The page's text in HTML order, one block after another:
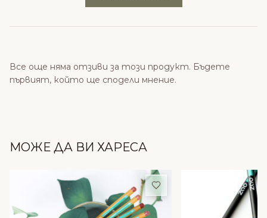
Все още няма отзиви за този продукт. Бъдете
първият, който ще сподели мнение.
МОЖЕ ДА ВИ ХАРЕСА
Добави в любими